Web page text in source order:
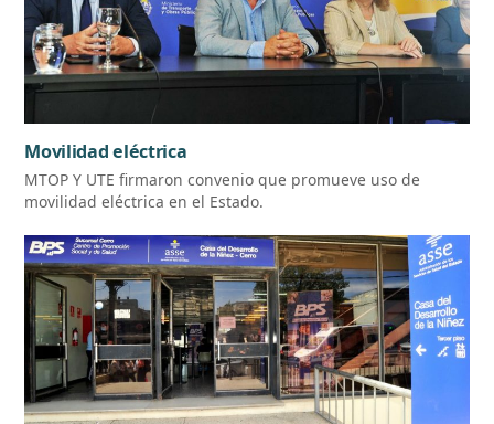
Movilidad eléctrica
MTOP Y UTE firmaron convenio que promueve uso de
movilidad eléctrica en el Estado.